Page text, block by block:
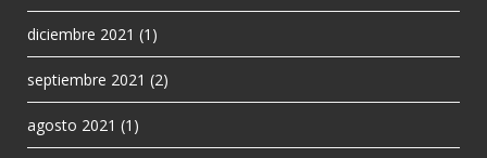
diciembre 2021 (1)
septiembre 2021 (2)
agosto 2021 (1)